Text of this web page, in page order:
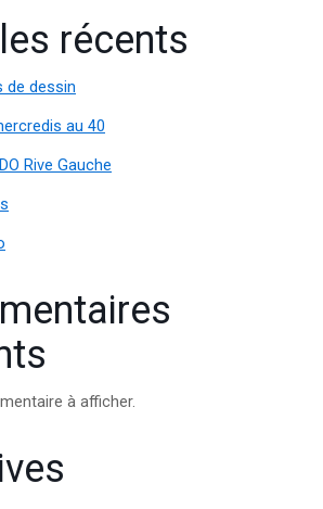
récents
de dessin
au 40
Rive Gauche
à afficher.